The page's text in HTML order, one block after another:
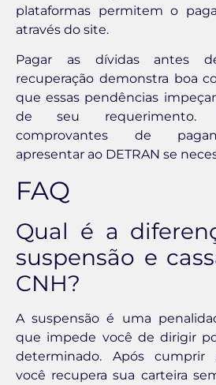
plataformas permitem o
através do site.
Pagar as dívidas antes
recuperação demonstra boa
que essas pendências
de seu requerimento.
comprovantes de
apresentar ao DETRAN se
FAQ
Qual é a
suspensão e
CNH?
A suspensão é uma
que impede você de dirigir
determinado. Após cumprir
você recupera sua carteira